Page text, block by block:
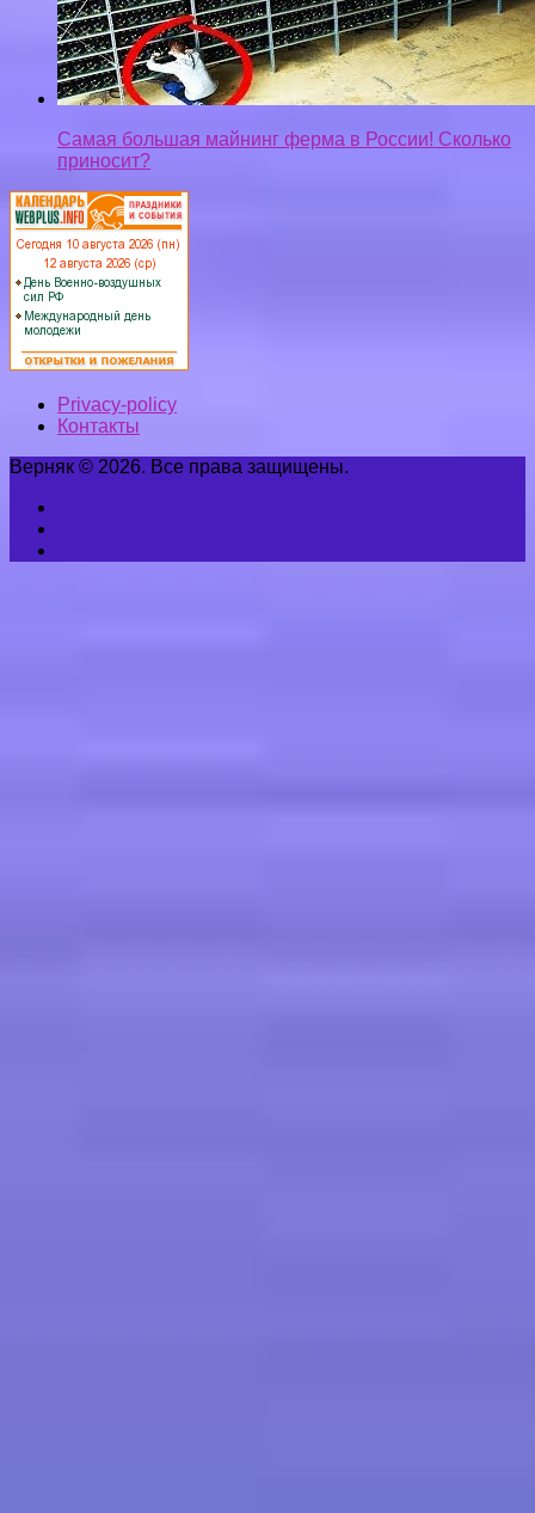
Самая большая майнинг ферма в России! Сколько
приносит?
Privacy-policy
Контакты
Верняк © 2026. Все права защищены.